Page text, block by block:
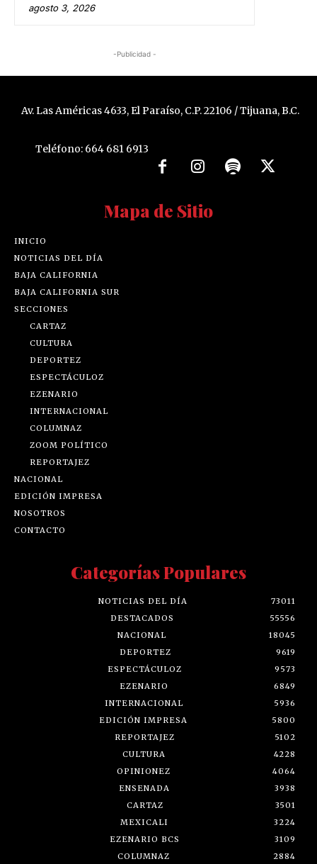
agosto 3, 2026
-Publicidad -
Av. Las Américas 4633, El Paraíso, C.P. 22106 / Tijuana, B.C.
Teléfono: 664 681 6913
Mapa de Sitio
INICIO
NOTICIAS DEL DÍA
BAJA CALIFORNIA
BAJA CALIFORNIA SUR
SECCIONES
CARTAZ
CULTURA
DEPORTEZ
ESPECTÁCULOZ
EZENARIO
INTERNACIONAL
COLUMNAZ
ZOOM POLÍTICO
REPORTAJEZ
NACIONAL
EDICIÓN IMPRESA
NOSOTROS
CONTACTO
Categorías Populares
NOTICIAS DEL DÍA
73011
DESTACADOS
55556
NACIONAL
18045
DEPORTEZ
9619
ESPECTÁCULOZ
9573
EZENARIO
6849
INTERNACIONAL
5936
EDICIÓN IMPRESA
5800
REPORTAJEZ
5102
CULTURA
4228
OPINIONEZ
4064
ENSENADA
3938
CARTAZ
3501
MEXICALI
3224
EZENARIO BCS
3109
COLUMNAZ
2884